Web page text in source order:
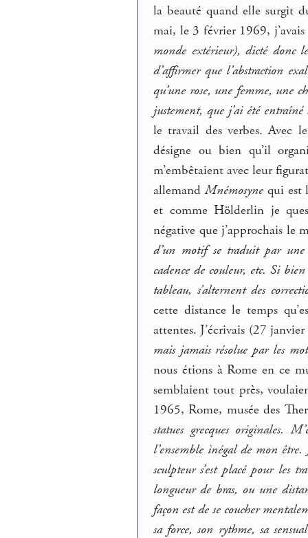
la beauté quand elle surgit
mai, le 3 février 1969,
monde extérieur), dicté donc
d’affirmer que l’abstraction
qu’une rose, une femme, une
justement, que j’ai été
le travail des verbes. Avec
désigne ou bien qu’il
m’embêtaient avec leur
allemandMnémosynequi est
et comme Hölderlin je
négative que j’approchais le
d’un motif se traduit par
cadence de couleur, etc. Si
tableau, s’alternent des
cette distance le temps
attentes. J’écrivais (27
mais jamais résolue par les
nous étions à Rome en ce
semblaient tout près,
1965, Rome, musée des
statues grecques originales.
l’ensemble inégal de mon
sculpteur s’est placé pour les
longueur de bras, ou une
façon est de se coucher
sa force, son rythme, sa